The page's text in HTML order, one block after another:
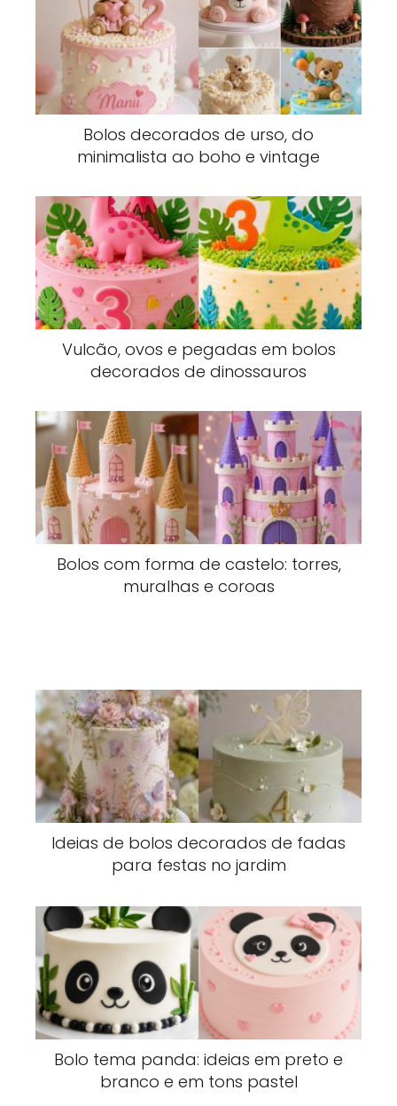
Bolos decorados de urso, do
minimalista ao boho e vintage
Vulcão, ovos e pegadas em bolos
decorados de dinossauros
Bolos com forma de castelo: torres,
muralhas e coroas
Ideias de bolos decorados de fadas
para festas no jardim
Bolo tema panda: ideias em preto e
branco e em tons pastel